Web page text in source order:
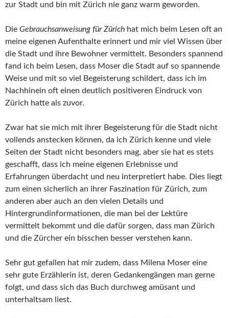
zur Stadt und bin mit Zürich nie ganz warm geworden.
Die Gebrauchsanweisung für Zürich hat mich beim Lesen oft an
meine eigenen Aufenthalte erinnert und mir viel Wissen über
die Stadt und ihre Bewohner vermittelt. Besonders spannend
fand ich beim Lesen, dass Moser die Stadt auf so spannende
Weise und mit so viel Begeisterung schildert, dass ich im
Nachhinein oft einen deutlich positiveren Eindruck von
Zürich hatte als zuvor.
Zwar hat sie mich mit ihrer Begeisterung für die Stadt nicht
vollends anstecken können, da ich Zürich kenne und viele
Seiten der Stadt nicht besonders mag, aber sie hat es stets
geschafft, dass ich meine eigenen Erlebnisse und
Erfahrungen überdacht und neu interpretiert habe. Dies liegt
zum einen sicherlich an ihrer Faszination für Zürich, zum
anderen aber auch an den vielen Details und
Hintergrundinformationen, die man bei der Lektüre
vermittelt bekommt und die dafür sorgen, dass man Zürich
und die Zürcher ein bisschen besser verstehen kann.
Sehr gut gefallen hat mir zudem, dass Milena Moser eine
sehr gute Erzählerin ist, deren Gedankengängen man gerne
folgt, und dass sich das Buch durchweg amüsant und
unterhaltsam liest.